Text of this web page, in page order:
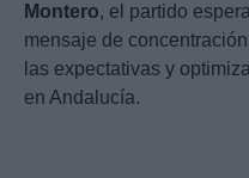
Montero, el partido
mensaje de
las expectativas y
en Andalucía.